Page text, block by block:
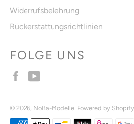
Widerrufsbelehrung
Rückerstattungsrichtlinien
FOLGE UNS
Facebook
© 2026, NoBa-Modelle . Powered by Shopify
Zahlungsmethoden